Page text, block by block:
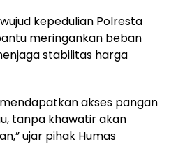
kepedulian Polresta
meringankan beban
stabilitas harga
akses pangan
tanpa khawatir akan
ujar pihak Humas